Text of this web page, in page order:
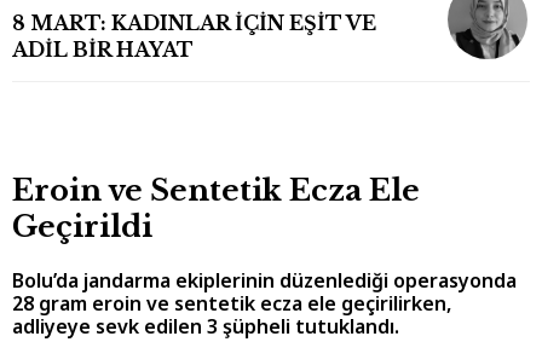
8 MART: KADINLAR İÇİN EŞİT VE
ADİL BİR HAYAT
Eroin ve Sentetik Ecza Ele
Geçirildi
Bolu’da jandarma ekiplerinin düzenlediği operasyonda
28 gram eroin ve sentetik ecza ele geçirilirken,
adliyeye sevk edilen 3 şüpheli tutuklandı.